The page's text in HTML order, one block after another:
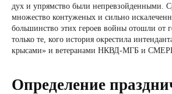
дух и упрямство были непревзойденными.
множество контуженых и сильно
большинство этих героев войны отошли от
только те, кого история окрестила
крысами» и ветеранами НКВД-МГБ и
Определение